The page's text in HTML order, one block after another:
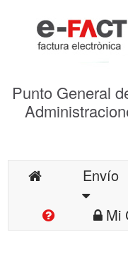
Punto General
Envío
Mi